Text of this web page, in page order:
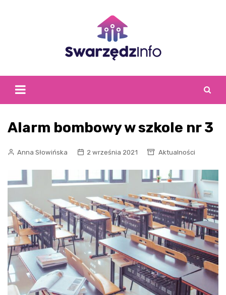
Alarm bombowy w szkole nr 3
Anna Słowińska 2 września 2021 Aktualności